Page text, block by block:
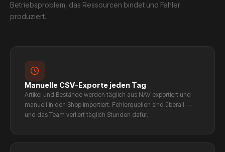
Betriebsproblem, das Ressourcen bindet und Fehler
produziert.
Manuelle CSV-Exporte jeden Tag
Artikel und Bestände werden täglich aus NAV exportiert und
manuell in den Shop importiert. Fehlerquellen sind überall —
und das Team verliert täglich Stunden dafür.